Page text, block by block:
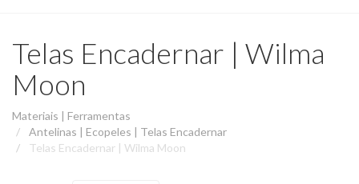
Telas Encadernar | Wilma
Moon
Materiais | Ferramentas
Antelinas | Ecopeles | Telas Encadernar
Telas Encadernar | Wilma Moon